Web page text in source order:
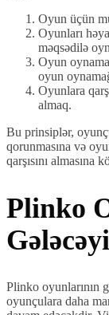
Oyun üçün
Oyunları
məqsədilə
Oyun
oyun
Oyunlara
almaq.
Bu prinsiplər,
qorunmasına və
qarşısını almasına
Plinko
Plinko oyunlarının
oyunçulara daha